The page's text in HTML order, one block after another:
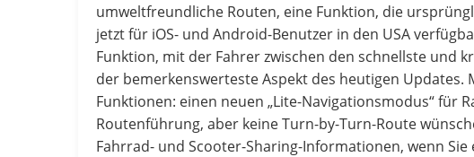
umweltfreundliche Routen, eine Funktion, die
jetzt für iOS- und Android-Benutzer in den USA
Funktion, mit der Fahrer zwischen den schnellste und
der bemerkenswerteste Aspekt des heutigen
Funktionen: einen neuen „Lite-Navigationsmodus“ für
Routenführung, aber keine Turn-by-Turn-Route
Fahrrad- und Scooter-Sharing-Informationen, wenn